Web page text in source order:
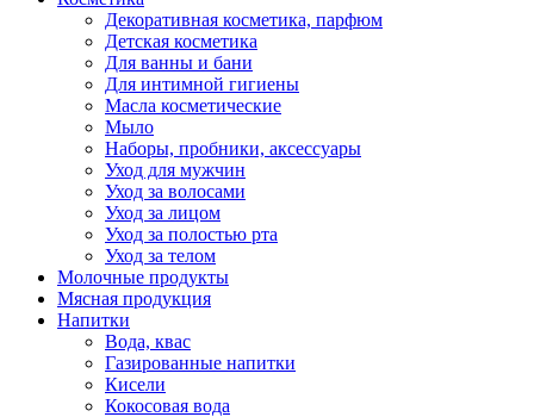
Декоративная косметика, парфюм
Детская косметика
Для ванны и бани
Для интимной гигиены
Масла косметические
Мыло
Наборы, пробники, аксессуары
Уход для мужчин
Уход за волосами
Уход за лицом
Уход за полостью рта
Уход за телом
Молочные продукты
Мясная продукция
Напитки
Вода, квас
Газированные напитки
Кисели
Кокосовая вода